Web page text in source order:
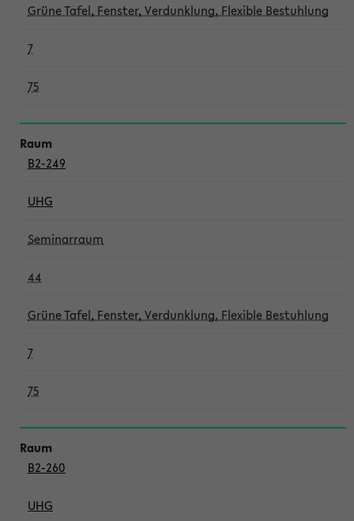
Grüne Tafel, Fenster, Verdunklung, Flexible Bestuhlung
7
75
B2-249
UHG
Seminarraum
44
Grüne Tafel, Fenster, Verdunklung, Flexible Bestuhlung
7
75
B2-260
UHG